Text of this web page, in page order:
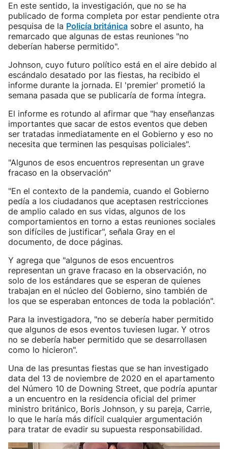
En este sentido, la investigación, que no se ha
publicado de forma completa por estar pendiente otra
pesquisa de la Policía británica sobre el asunto, ha
remarcado que algunas de estas reuniones "no
deberían haberse permitido".
Johnson, cuyo futuro político está en el aire debido al
escándalo desatado por las fiestas, ha recibido el
informe durante la jornada. El 'premier' prometió la
semana pasada que se publicaría de forma íntegra.
El informe es rotundo al afirmar que "hay enseñanzas
importantes que sacar de estos eventos que deben
ser tratadas inmediatamente en el Gobierno y eso no
necesita que terminen las pesquisas policiales".
"Algunos de esos encuentros representan un grave
fracaso en la observación"
"En el contexto de la pandemia, cuando el Gobierno
pedía a los ciudadanos que aceptasen restricciones
de amplio calado en sus vidas, algunos de los
comportamientos en torno a estas reuniones sociales
son difíciles de justificar", señala Gray en el
documento, de doce páginas.
Y agrega que "algunos de esos encuentros
representan un grave fracaso en la observación, no
solo de los estándares que se esperan de quienes
trabajan en el núcleo del Gobierno, sino también de
los que se esperaban entonces de toda la población".
Para la investigadora, "no se debería haber permitido
que algunos de esos eventos tuviesen lugar. Y otros
no se debería haber permitido que se desarrollasen
como lo hicieron".
Una de las presuntas fiestas que se han investigado
data del 13 de noviembre de 2020 en el apartamento
del Número 10 de Downing Street, que podría apuntar
a un encuentro en la residencia oficial del primer
ministro británico, Boris Johnson, y su pareja, Carrie,
lo que le haría más difícil cualquier argumentación
para tratar de evadir su supuesta responsabilidad.